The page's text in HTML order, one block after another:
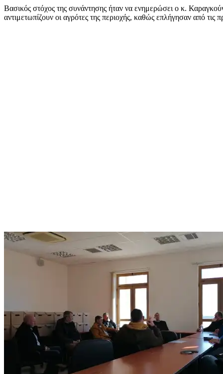
Βασικός στόχος της συνάντησης ήταν να ενημερώσει ο κ.
αντιμετωπίζουν οι αγρότες της περιοχής, καθώς επλήγησαν από